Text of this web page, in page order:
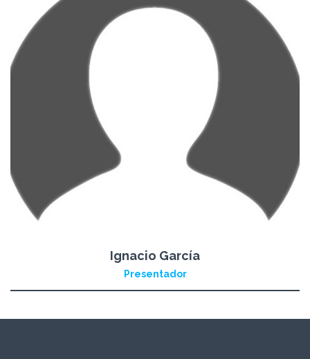
Ignacio García
Presentador